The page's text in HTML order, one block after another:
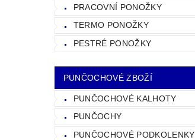
PRACOVNÍ PONOŽKY
TERMO PONOŽKY
PESTRÉ PONOŽKY
PUNČOCHOVÉ ZBOŽÍ
PUNČOCHOVÉ KALHOTY
PUNČOCHY
PUNČOCHOVÉ PODKOLENKY